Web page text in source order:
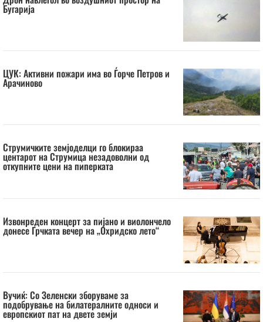
Бугарија
ЦУК: Активни пожари има во Ѓорче Петров и
Арачиново
Струмичките земјоделци го блокираа
центарот на Струмица незадоволни од
откупните цени на пиперката
Извонреден концерт за пијано и виолончело
донесе Грчката вечер на „Охридско лето“
Вучиќ: Со Зеленски зборуваме за
подобрување на билатералните односи и
европскиот пат на двете земји